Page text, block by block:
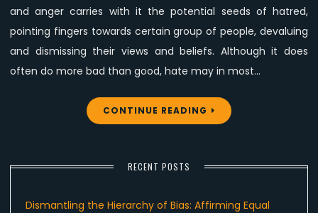
will
grow.
and anger carries with it the potential seeds of hatred,
pointing fingers towards certain group of people, devaluing
and dismissing their views and beliefs. Although it does
often do more bad than good, hate may in most…
CONTINUE READING
RECENT POSTS
Dismantling the Hierarchy of Bias: Affirming Equal